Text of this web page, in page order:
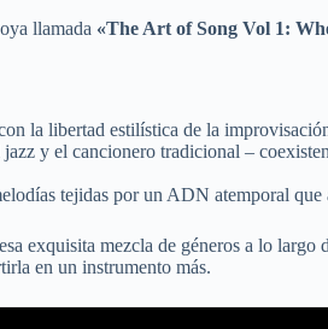
llamada «The Art of Song Vol 1:
la libertad estilística de la
y el cancionero tradicional –
tejidas por un ADN atemporal
exquisita mezcla de géneros a lo
en un instrumento más.